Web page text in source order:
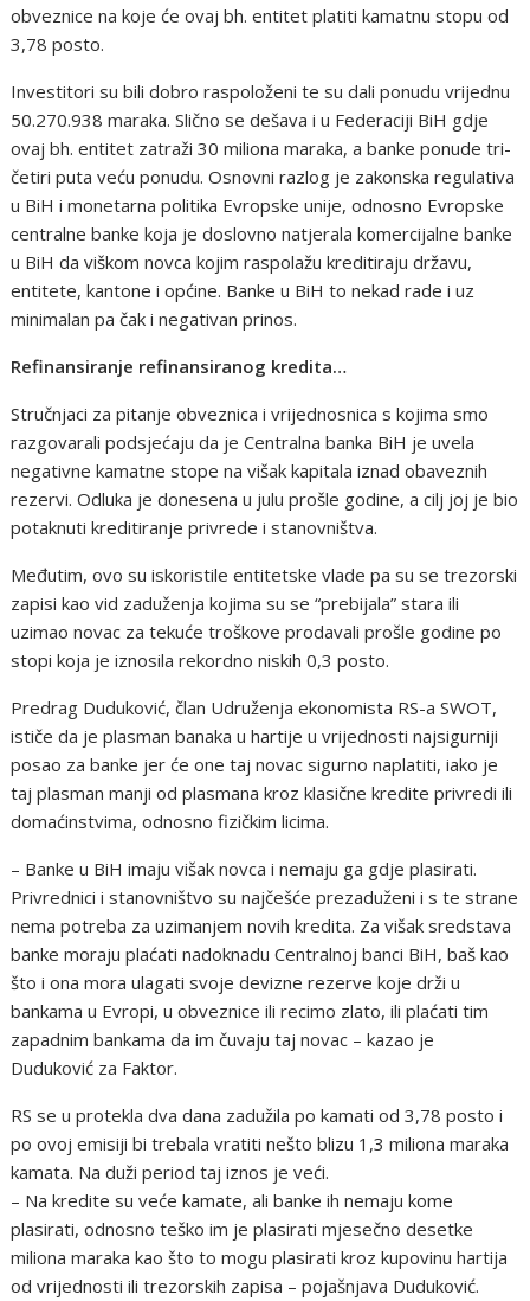
obveznice na koje će ovaj bh. entitet platiti kamatnu stopu od
3,78 posto.
Investitori su bili dobro raspoloženi te su dali ponudu vrijednu
50.270.938 maraka. Slično se dešava i u Federaciji BiH gdje
ovaj bh. entitet zatraži 30 miliona maraka, a banke ponude tri-
četiri puta veću ponudu. Osnovni razlog je zakonska regulativa
u BiH i monetarna politika Evropske unije, odnosno Evropske
centralne banke koja je doslovno natjerala komercijalne banke
u BiH da viškom novca kojim raspolažu kreditiraju državu,
entitete, kantone i općine. Banke u BiH to nekad rade i uz
minimalan pa čak i negativan prinos.
Refinansiranje refinansiranog kredita…
Stručnjaci za pitanje obveznica i vrijednosnica s kojima smo
razgovarali podsjećaju da je Centralna banka BiH je uvela
negativne kamatne stope na višak kapitala iznad obaveznih
rezervi. Odluka je donesena u julu prošle godine, a cilj joj je bio
potaknuti kreditiranje privrede i stanovništva.
Međutim, ovo su iskoristile entitetske vlade pa su se trezorski
zapisi kao vid zaduženja kojima su se “prebijala” stara ili
uzimao novac za tekuće troškove prodavali prošle godine po
stopi koja je iznosila rekordno niskih 0,3 posto.
Predrag Duduković, član Udruženja ekonomista RS-a SWOT,
ističe da je plasman banaka u hartije u vrijednosti najsigurniji
posao za banke jer će one taj novac sigurno naplatiti, iako je
taj plasman manji od plasmana kroz klasične kredite privredi ili
domaćinstvima, odnosno fizičkim licima.
– Banke u BiH imaju višak novca i nemaju ga gdje plasirati.
Privrednici i stanovništvo su najčešće prezaduženi i s te strane
nema potreba za uzimanjem novih kredita. Za višak sredstava
banke moraju plaćati nadoknadu Centralnoj banci BiH, baš kao
što i ona mora ulagati svoje devizne rezerve koje drži u
bankama u Evropi, u obveznice ili recimo zlato, ili plaćati tim
zapadnim bankama da im čuvaju taj novac – kazao je
Duduković za Faktor.
RS se u protekla dva dana zadužila po kamati od 3,78 posto i
po ovoj emisiji bi trebala vratiti nešto blizu 1,3 miliona maraka
kamata. Na duži period taj iznos je veći.
– Na kredite su veće kamate, ali banke ih nemaju kome
plasirati, odnosno teško im je plasirati mjesečno desetke
miliona maraka kao što to mogu plasirati kroz kupovinu hartija
od vrijednosti ili trezorskih zapisa – pojašnjava Duduković.